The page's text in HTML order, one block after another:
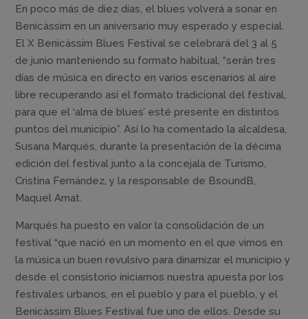
En poco más de diez días, el blues volverá a sonar en
Benicàssim en un aniversario muy esperado y especial.
El X Benicàssim Blues Festival se celebrará del 3 al 5
de junio manteniendo su formato habitual, “serán tres
días de música en directo en varios escenarios al aire
libre recuperando así el formato tradicional del festival,
para que el ‘alma de blues’ esté presente en distintos
puntos del municipio”. Así lo ha comentado la alcaldesa,
Susana Marqués, durante la presentación de la décima
edición del festival junto a la concejala de Turismo,
Cristina Fernández, y la responsable de BsoundB,
Maquel Amat.
Marqués ha puesto en valor la consolidación de un
festival “que nació en un momento en el que vimos en
la música un buen revulsivo para dinamizar el municipio y
desde el consistorio iniciamos nuestra apuesta por los
festivales urbanos, en el pueblo y para el pueblo, y el
Benicàssim Blues Festival fue uno de ellos. Desde su